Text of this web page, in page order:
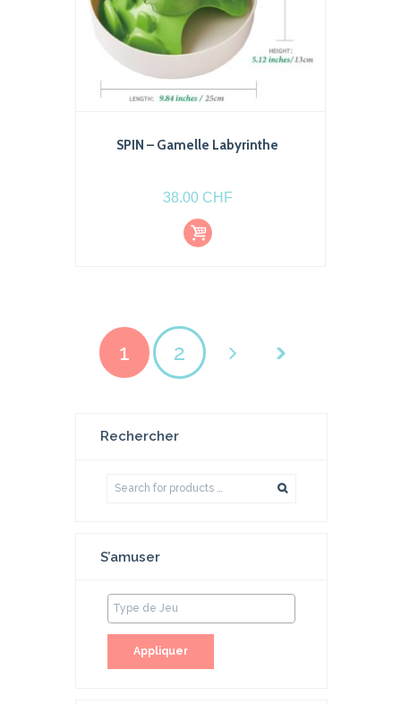
du
SPIN – Gamelle Labyrinthe
38.00 CHF
Ajout
er au
pani
1 2
Rechercher
S’amuser
Appliquer